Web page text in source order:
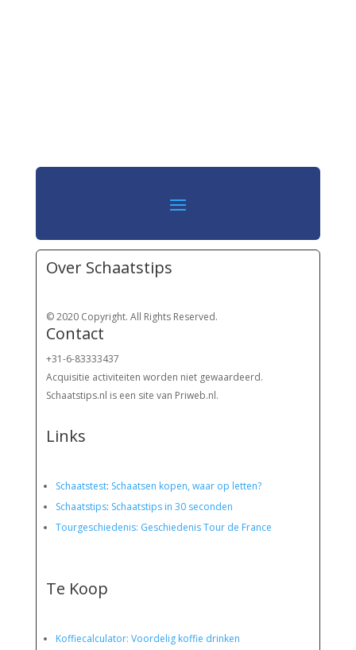
Over Schaatstips
© 2020 Copyright. All Rights Reserved.
Contact
+31-6-83333437
Acquisitie activiteiten worden niet gewaardeerd.
Schaatstips.nl is een site van Priweb.nl.
Links
Schaatstest: Schaatsen kopen, waar op letten?
Schaatstips: Schaatstips in 30 seconden
Tourgeschiedenis: Geschiedenis Tour de France
Te Koop
Koffiecalculator: Voordelig koffie drinken